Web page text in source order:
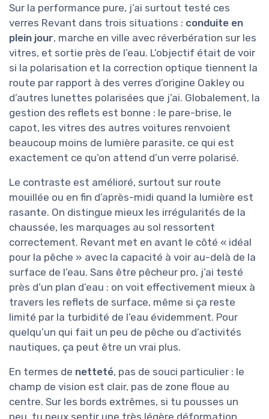
Sur la performance pure, j’ai surtout testé ces
verres Revant dans trois situations : conduite en
plein jour, marche en ville avec réverbération sur les
vitres, et sortie près de l’eau. L’objectif était de voir
si la polarisation et la correction optique tiennent la
route par rapport à des verres d’origine Oakley ou
d’autres lunettes polarisées que j’ai. Globalement, la
gestion des reflets est bonne : le pare-brise, le
capot, les vitres des autres voitures renvoient
beaucoup moins de lumière parasite, ce qui est
exactement ce qu’on attend d’un verre polarisé.
Le contraste est amélioré, surtout sur route
mouillée ou en fin d’après-midi quand la lumière est
rasante. On distingue mieux les irrégularités de la
chaussée, les marquages au sol ressortent
correctement. Revant met en avant le côté « idéal
pour la pêche » avec la capacité à voir au-delà de la
surface de l’eau. Sans être pêcheur pro, j’ai testé
près d’un plan d’eau : on voit effectivement mieux à
travers les reflets de surface, même si ça reste
limité par la turbidité de l’eau évidemment. Pour
quelqu’un qui fait un peu de pêche ou d’activités
nautiques, ça peut être un vrai plus.
En termes de netteté, pas de souci particulier : le
champ de vision est clair, pas de zone floue au
centre. Sur les bords extrêmes, si tu pousses un